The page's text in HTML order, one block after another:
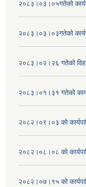
२०८३।०३।०५गतेको
२०८३।०३।०३गतेको
२०८३।०२।२६ गतेको
२०८३।०१।३१ गतेको
२०८२।०९।०३ को
२०८२।०८।०८ को
२०८२।०७।१५ को